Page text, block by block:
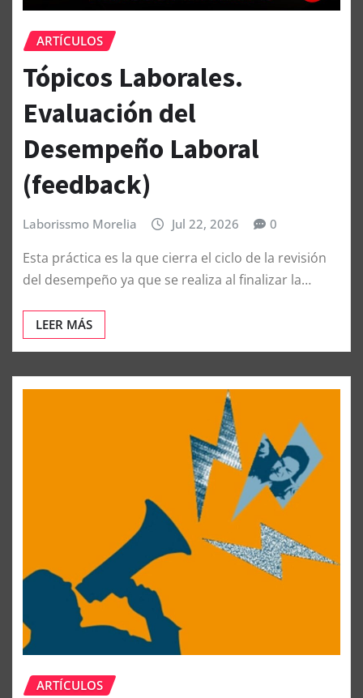
ARTÍCULOS
Tópicos Laborales.
Evaluación del
Desempeño Laboral
(feedback)
Laborissmo Morelia Jul 22, 2026 0
Esta práctica es la que cierra el ciclo de la revisión
del desempeño ya que se realiza al finalizar la…
LEER MÁS
ARTÍCULOS